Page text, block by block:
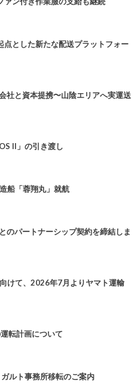
とした新たな配送プラットフォー
と資本提携〜山陰エリアへ実運送
II」の引き渡し
船「蓉翔丸」就航
のパートナーシップ契約を締結しま
けて、2026年7月よりヤマト運輸
転計画について
ルト事務所移転のご案内